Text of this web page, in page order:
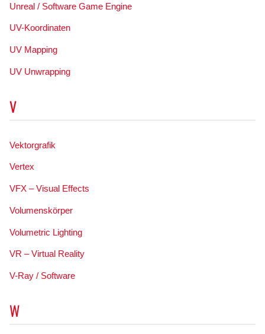
Unreal / Software Game Engine
UV-Koordinaten
UV Mapping
UV Unwrapping
V
Vektorgrafik
Vertex
VFX – Visual Effects
Volumenskörper
Volumetric Lighting
VR – Virtual Reality
V-Ray / Software
W